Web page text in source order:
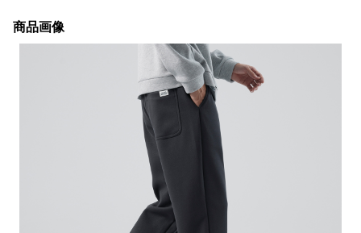
商品画像